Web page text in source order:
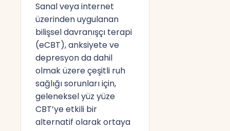
Sanal veya internet
üzerinden uygulanan
bilişsel davranışçı terapi
(eCBT), anksiyete ve
depresyon da dahil
olmak üzere çeşitli ruh
sağlığı sorunları için,
geleneksel yüz yüze
CBT’ye etkili bir
alternatif olarak ortaya